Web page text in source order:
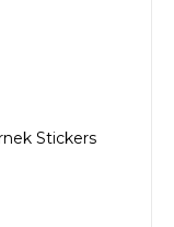
Stickers